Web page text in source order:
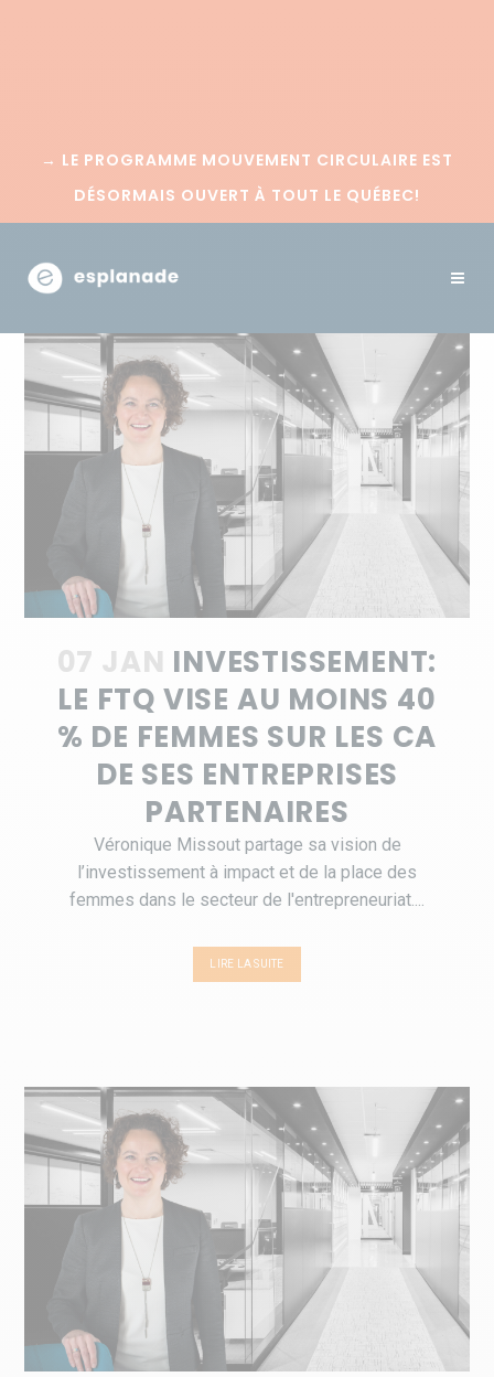
→ LE PROGRAMME MOUVEMENT CIRCULAIRE EST
DÉSORMAIS OUVERT À TOUT LE QUÉBEC!
07 JAN INVESTISSEMENT:
LE FTQ VISE AU MOINS 40
% DE FEMMES SUR LES CA
DE SES ENTREPRISES
PARTENAIRES
Véronique Missout partage sa vision de
l’investissement à impact et de la place des
femmes dans le secteur de l'entrepreneuriat....
LIRE LA SUITE